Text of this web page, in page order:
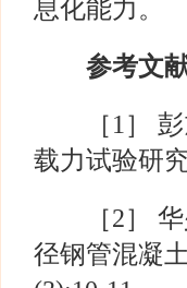
息化能力。
参考文
［1］ 彭
载力试验研
［2］ 华
径钢管混凝